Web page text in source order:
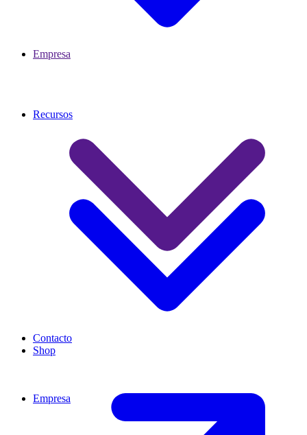
Empresa
Contacto
Shop
Recursos
Empresa